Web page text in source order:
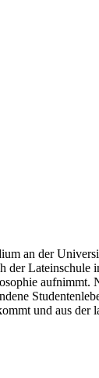
an der
der
aufnimmt.
und aus der